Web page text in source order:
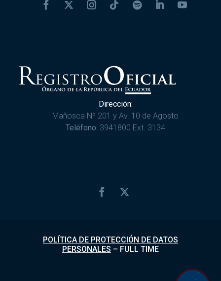
Dirección:
Mañosca Nº 201 y Av. 10 de Agosto
Teléfono: 3941800 Ext. 3134
POLÍTICA DE PROTECCIÓN DE DATOS
PERSONALES – FULL TIME